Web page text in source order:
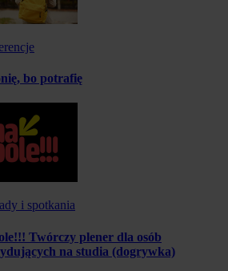
bo potrafię
i spotkania
Twórczy plener dla osób
na studia (dogrywka)